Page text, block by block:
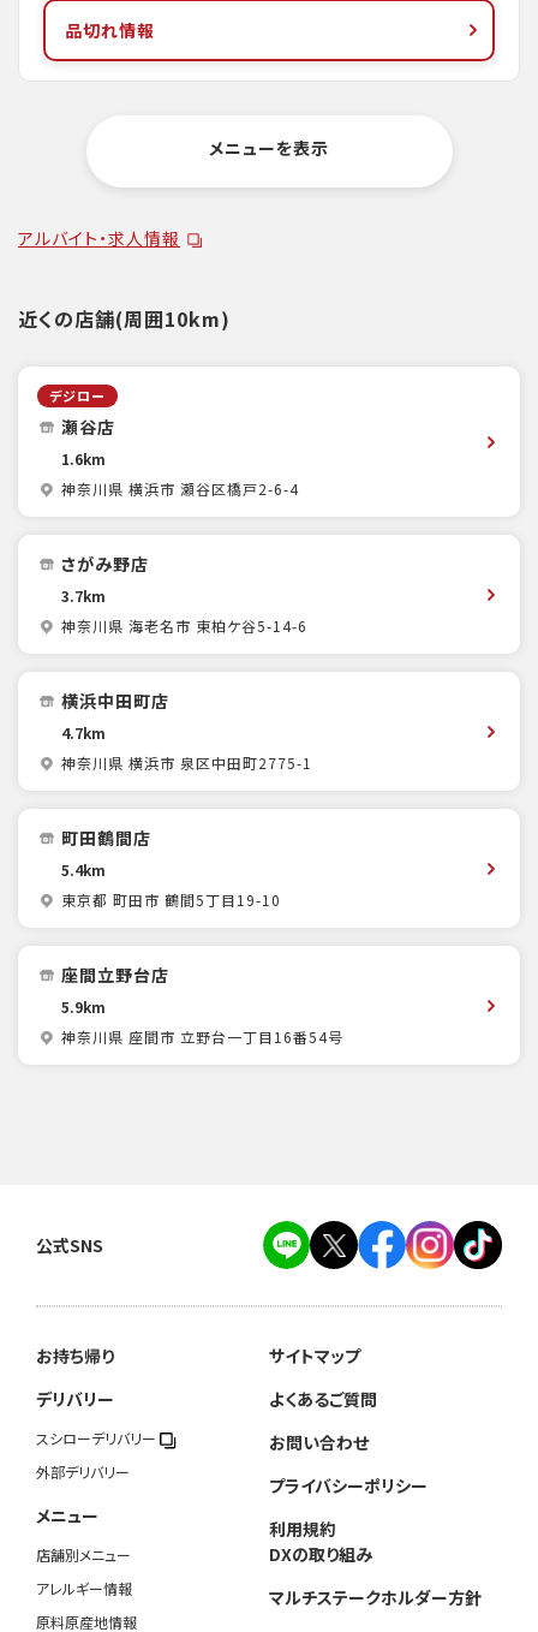
品切れ情報
メニューを表示
アルバイト・求人情報
近くの店舗(周囲10km)
デジロー
瀬谷店
1.6km
神奈川県 横浜市 瀬谷区橋戸2-6-4
さがみ野店
3.7km
神奈川県 海老名市 東柏ケ谷5-14-6
横浜中田町店
4.7km
神奈川県 横浜市 泉区中田町2775-1
町田鶴間店
5.4km
東京都 町田市 鶴間5丁目19-10
座間立野台店
5.9km
神奈川県 座間市 立野台一丁目16番54号
公式SNS
お持ち帰り
デリバリー
スシローデリバリー
外部デリバリー
メニュー
店舗別メニュー
アレルギー情報
原料原産地情報
サイトマップ
よくあるご質問
お問い合わせ
プライバシーポリシー
利用規約
DXの取り組み
マルチステークホルダー方針